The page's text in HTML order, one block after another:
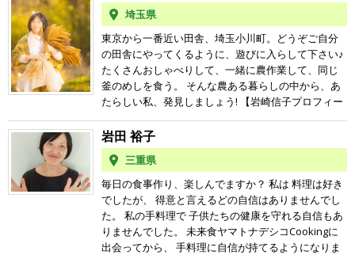
家」（上信越自動車 長野ICから車で6分） 講師の日常
生活についてはこちらから↓ Facebook https://www.f
acebook.com/mutsumi.akahane Ameba blog http
s://profile.ameba.jp/me
ンタン、美味しい、体が喜ぶ料理が ないかな〜と思
っていたらドンピシャの 未来食に出会う！ 雑穀でお
かずから、スイーツまでなんとノーシュガーで カン
タンに作れる！ 作って食べていると一年もしないで
花粉症が 軽減されてきました。 現在子供たちが独立
したのを機に オットと二人自然豊かな熊本県玉名郡
和水町 に移住し、思ってもなかった 田舎暮らしの夢
ぜひ遊びに来てね^_^
埼玉県
東京から一番近い田舎、埼玉小川町。どうぞご自分
の田舎にやってくるように、遊びに入らして下さい♪
たくさんおしゃべりして、一緒に農作業して、同じ
釜のめしを食う。 そんな農ある暮らしの中から、あ
たらしい私、発見しましょう! 【岩崎信子プロフィー
ル】 未来食つぶつぶ 畑へおいで! 主宰 畑と食卓を
つなぐ！雑穀栽培体験ネットワーク代表 つぶつぶ栽
培者ネットワークメンバー ヤマトナデシコファーマ
ー つぶつぶ料理コーチ 株式会社 ホットビジョン 取
締役 2006年有機農業の里 埼玉小川町に移住し、10
種類の雑穀とお米を栽培。 料理教室・セミナーを通
算900回以上開催、受講生は10000人以上。 1963年生
まれ。オートバイで日本一周一人旅が趣味。女性ラ
イダークラブのリーダーを15年務め、世界一過酷な
岩田 裕子
三重県
毎日の食事作り、楽しんでますか？ 私は 料理は好き
でしたが、 得意と言えるどの自信はありませんでし
た。 私の手料理で 子供たちの健康を守れる自信もあ
りませんでした。 未来食ヤマトナデシコCookingに
出会ってから、 手料理に自信が持てるようになりま